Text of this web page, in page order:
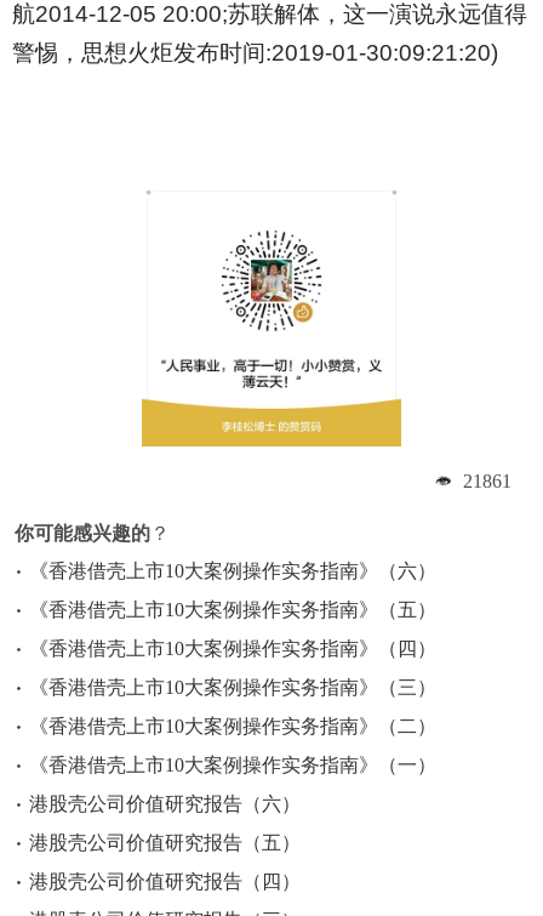
航2014-12-05 20:00;苏联解体，这一演说永远值得
警惕，思想火炬发布时间:2019-01-30:09:21:20)
21861
你可能感兴趣的 ？
《香港借壳上市10大案例操作实务指南》（六）
《香港借壳上市10大案例操作实务指南》（五）
《香港借壳上市10大案例操作实务指南》（四）
《香港借壳上市10大案例操作实务指南》（三）
《香港借壳上市10大案例操作实务指南》（二）
《香港借壳上市10大案例操作实务指南》（一）
港股壳公司价值研究报告（六）
港股壳公司价值研究报告（五）
港股壳公司价值研究报告（四）